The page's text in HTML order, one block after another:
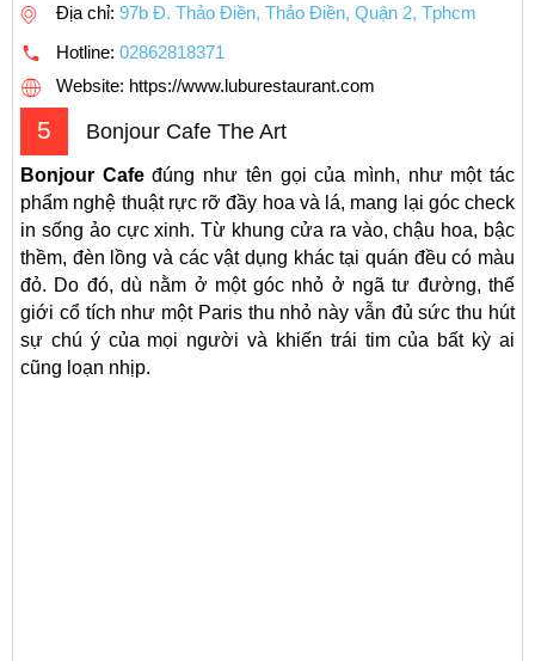
Địa chỉ: 97b Đ. Thảo Điền, Thảo Điền, Quận 2, Tphcm
Hotline: 02862818371
Website: https://www.luburestaurant.com
5 Bonjour Cafe The Art
Bonjour Cafeđúng như tên gọi của mình, như một tác
phẩm nghệ thuật rực rỡ đầy hoa và lá, mang lại góc check
in sống ảo cực xinh. Từ khung cửa ra vào, chậu hoa, bậc
thềm, đèn lồng và các vật dụng khác tại quán đều có màu
đỏ. Do đó, dù nằm ở một góc nhỏ ở ngã tư đường, thế
giới cổ tích như một Paris thu nhỏ này vẫn đủ sức thu hút
sự chú ý của mọi người và khiến trái tim của bất kỳ ai
cũng loạn nhịp.